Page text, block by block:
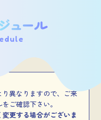
異なりますので、ご来
ご確認下さい。
更する場合がございま